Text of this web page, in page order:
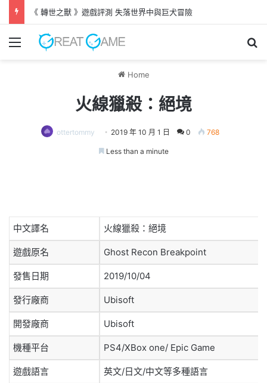
《 轉世之獸 》遊戲評測 失落世界中與巨犬冒險
Menu
Home
火線獵殺：絕境
ottertommy 2019 年 10 月 1 日 0 768
Less than a minute
中文譯名 火線獵殺：絕境
遊戲原名 Ghost Recon Breakpoint
發售日期 2019/10/04
發行廠商 Ubisoft
開發廠商 Ubisoft
機種平台 PS4/XBox one/ Epic Game
遊戲語言 英文/日文/中文等多種語言